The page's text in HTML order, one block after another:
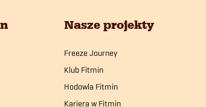
Nasze projekty
Freeze Journey
Klub Fitmin
Hodowla Fitmin
Kariera w Fitmin